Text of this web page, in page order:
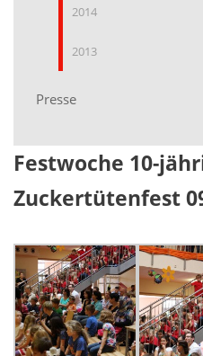
2014
2013
Presse
Festwoche 10-
Zuckertütenfest